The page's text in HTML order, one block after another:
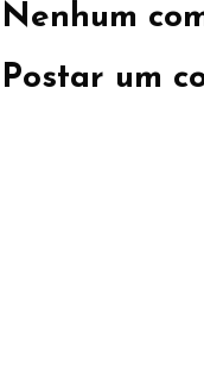
Nenhum
Postar um